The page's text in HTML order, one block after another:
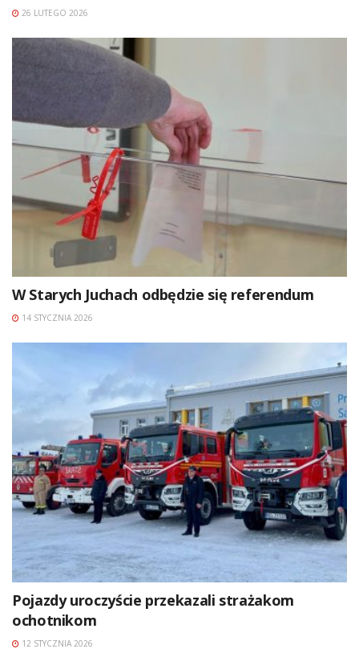
26 LUTEGO 2026
W Starych Juchach odbędzie się referendum
14 STYCZNIA 2026
Pojazdy uroczyście przekazali strażakom
ochotnikom
12 STYCZNIA 2026